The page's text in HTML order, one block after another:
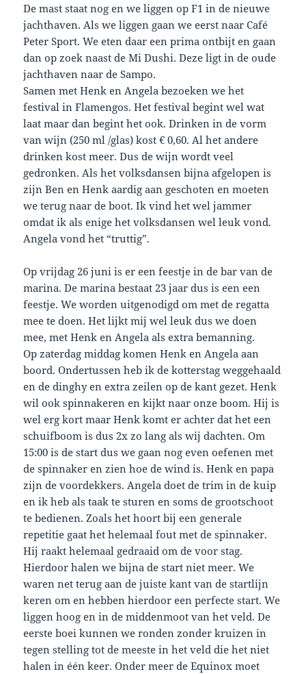
De mast staat nog en we liggen op F1 in de nieuwe
jachthaven. Als we liggen gaan we eerst naar Café
Peter Sport. We eten daar een prima ontbijt en gaan
dan op zoek naast de Mi Dushi. Deze ligt in de oude
jachthaven naar de Sampo.
Samen met Henk en Angela bezoeken we het
festival in Flamengos. Het festival begint wel wat
laat maar dan begint het ook. Drinken in de vorm
van wijn (250 ml /glas) kost € 0,60. Al het andere
drinken kost meer. Dus de wijn wordt veel
gedronken. Als het volksdansen bijna afgelopen is
zijn Ben en Henk aardig aan geschoten en moeten
we terug naar de boot. Ik vind het wel jammer
omdat ik als enige het volksdansen wel leuk vond.
Angela vond het “truttig”.
Op vrijdag 26 juni is er een feestje in de bar van de
marina. De marina bestaat 23 jaar dus is een een
feestje. We worden uitgenodigd om met de regatta
mee te doen. Het lijkt mij wel leuk dus we doen
mee, met Henk en Angela als extra bemanning.
Op zaterdag middag komen Henk en Angela aan
boord. Ondertussen heb ik de kotterstag weggehaald
en de dinghy en extra zeilen op de kant gezet. Henk
wil ook spinnakeren en kijkt naar onze boom. Hij is
wel erg kort maar Henk komt er achter dat het een
schuifboom is dus 2x zo lang als wij dachten. Om
15:00 is de start dus we gaan nog even oefenen met
de spinnaker en zien hoe de wind is. Henk en papa
zijn de voordekkers. Angela doet de trim in de kuip
en ik heb als taak te sturen en soms de grootschoot
te bedienen. Zoals het hoort bij een generale
repetitie gaat het helemaal fout met de spinnaker.
Hij raakt helemaal gedraaid om de voor stag.
Hierdoor halen we bijna de start niet meer. We
waren net terug aan de juiste kant van de startlijn
keren om en hebben hierdoor een perfecte start. We
liggen hoog en in de middenmoot van het veld. De
eerste boei kunnen we ronden zonder kruizen in
tegen stelling tot de meeste in het veld die het niet
halen in één keer. Onder meer de Equinox moet